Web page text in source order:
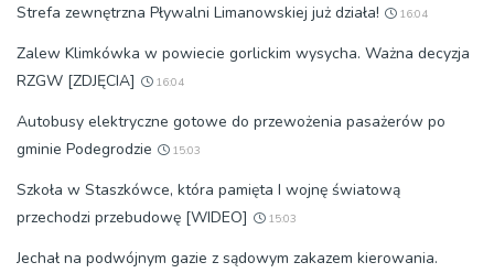
Strefa zewnętrzna Pływalni Limanowskiej już działa! 16:04
Zalew Klimkówka w powiecie gorlickim wysycha. Ważna decyzja
RZGW [ZDJĘCIA]
16:04
Autobusy elektryczne gotowe do przewożenia pasażerów po
gminie Podegrodzie
15:03
Szkoła w Staszkówce, która pamięta I wojnę światową
przechodzi przebudowę [WIDEO]
15:03
Jechał na podwójnym gazie z sądowym zakazem kierowania.